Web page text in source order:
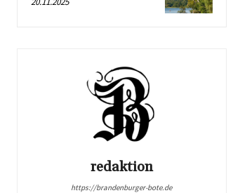
redaktion
https://brandenburger-bote.de